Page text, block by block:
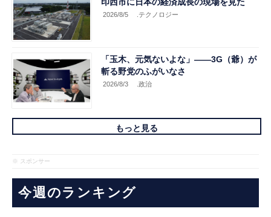
2026/8/5 .テクノロジー
「玉木、元気ないよな」――3G（爺）が
斬る野党のふがいなさ
2026/8/3 .政治
もっと見る
※ スポンサー
今週のランキング